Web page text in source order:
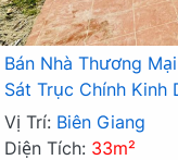
Bán Nhà Thương
Sát Trục Chính Kinh
Vị Trí: Biên Giang
Diện Tích: 33m²